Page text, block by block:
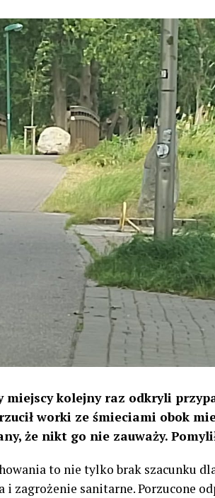
miejscy kolejny raz odkryli
worki ze śmieciami obok
że nikt go nie zauważy.
to nie tylko brak szacunku
i zagrożenie sanitarne. Porzucone